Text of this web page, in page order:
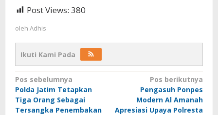
Post Views: 380
oleh Adhis
Ikuti Kami Pada
Navigasi
pos
Pos sebelumnya
Polda Jatim Tetapkan
Tiga Orang Sebagai
Tersangka Penembakan
Pos berikutnya
Pengasuh Ponpes
Modern Al Amanah
Apresiasi Upaya Polresta